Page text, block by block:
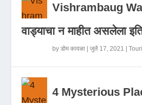
Vishrambaug
वाड्याचा न माहीत असलेला
byडोम कावळा |जुलै 17, 2021 |
4 Mysterious